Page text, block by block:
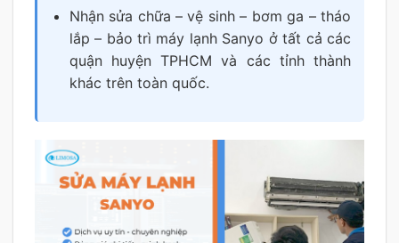
Nhận sửa chữa – vệ sinh – bơm ga – tháo
lắp – bảo trì máy lạnh Sanyo ở tất cả các
quận huyện TPHCM và các tỉnh thành
khác trên toàn quốc.